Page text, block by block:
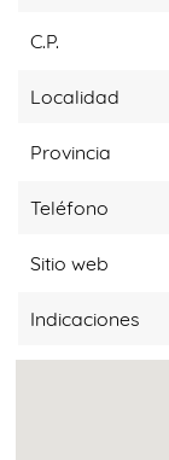
C.P.
Localidad
Provincia
Teléfono
Sitio web
Indicaciones